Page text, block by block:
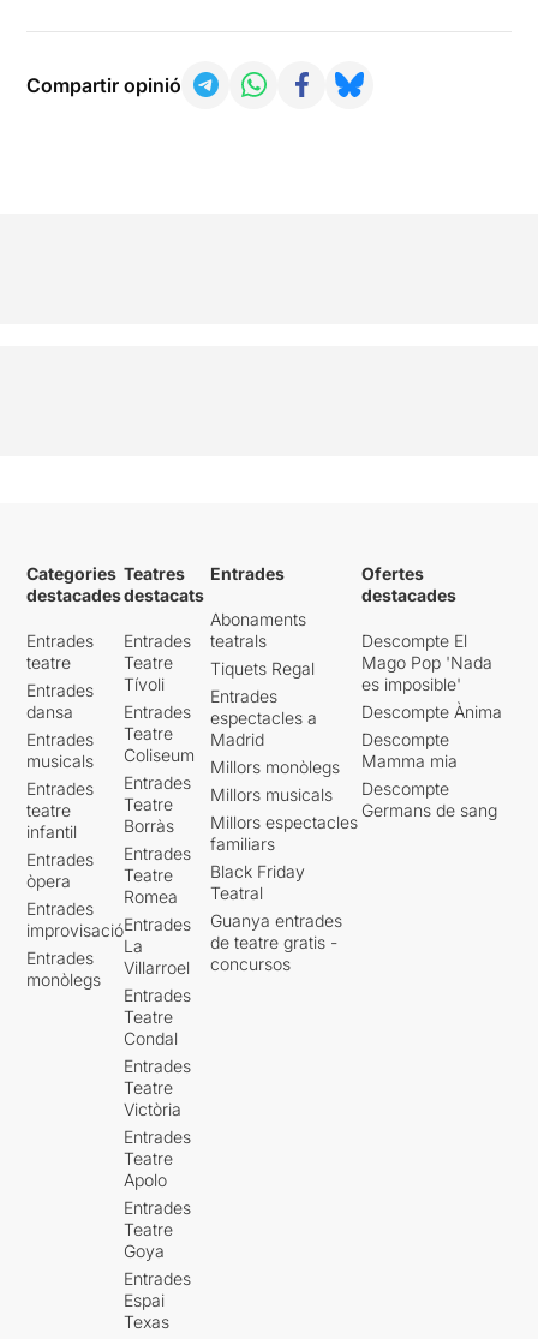
Compartir opinió
Categories
destacades
Entrades
teatre
Entrades
dansa
Entrades
musicals
Entrades
teatre
infantil
Entrades
òpera
Entrades
improvisació
Entrades
monòlegs
Teatres
destacats
Entrades
Teatre
Tívoli
Entrades
Teatre
Coliseum
Entrades
Teatre
Borràs
Entrades
Teatre
Romea
Entrades
La
Villarroel
Entrades
Teatre
Condal
Entrades
Teatre
Victòria
Entrades
Teatre
Apolo
Entrades
Teatre
Goya
Entrades
Espai
Texas
Entrades
Abonaments
teatrals
Tiquets Regal
Entrades
espectacles a
Madrid
Millors monòlegs
Millors musicals
Millors espectacles
familiars
Black Friday
Teatral
Guanya entrades
de teatre gratis -
concursos
Ofertes
destacades
Descompte El
Mago Pop 'Nada
es imposible'
Descompte Ànima
Descompte
Mamma mia
Descompte
Germans de sang